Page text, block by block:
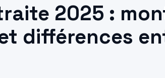
2025 :
différences